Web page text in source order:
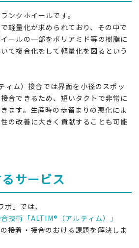
ンクホイールです。
軽量化が求められており、その中で
ールの一部をポリアミド等の樹脂に
て複合化をして軽量化を図るという
ィム）接合では界面を小径のスポッ
合できるため、短いタクトで非常に
ます。生産時の歩留まりの悪化によ
の改善に大きく貢献することも可能
サービス
ボ」では、
技術「ALTIM®（アルティム）」
接着・接合のおける課題を解決しま